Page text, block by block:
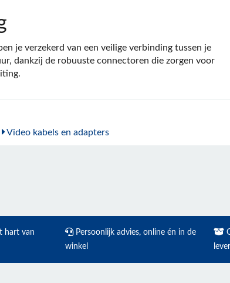
je verzekerd van een veilige verbinding tussen je
dankzij de robuuste connectoren die zorgen voor
Video kabels en adapters
hart van
Persoonlijk advies, online én in de
winkel